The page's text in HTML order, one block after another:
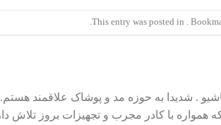
This entry was posted in .
.
. شدیدا به حوزه مد و پوشاک علاقمند
با کادر مجرب و تجهیزات بروز تلاش